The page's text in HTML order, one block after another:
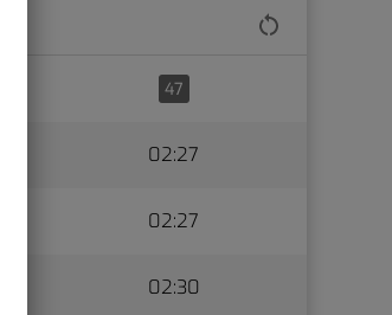
47
02:27
02:27
02:30